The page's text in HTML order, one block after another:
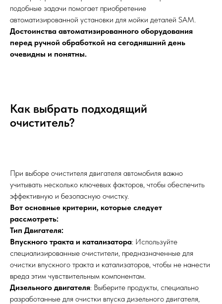
подобные задачи помогает приобретение
автоматизированной установки для мойки деталей SAM.
Достоинства автоматизированного оборудования
перед ручной обработкой на сегодняшний день
очевидны и понятны.
Как выбрать подходящий
очиститель?
При выборе очистителя двигателя автомобиля важно
учитывать несколько ключевых факторов, чтобы обеспечить
эффективную и безопасную очистку.
Вот основные критерии, которые следует
рассмотреть:
Тип Двигателя:
Впускного тракта и катализатора: Используйте
специализированные очистители, предназначенные для
очистки впускного тракта и катализаторов, чтобы не нанести
вреда этим чувствительным компонентам.
Дизельного двигателя: Выберите продукты, специально
разработанные для очистки впуска дизельного двигателя,